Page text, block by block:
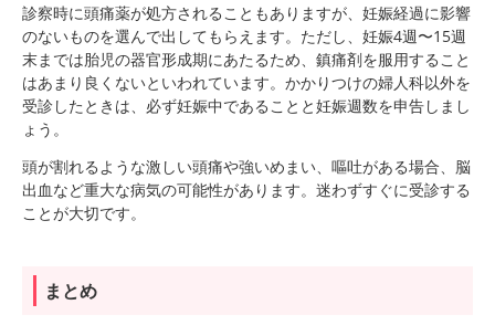
診察時に頭痛薬が処方されることもありますが、妊娠経過に影響
のないものを選んで出してもらえます。ただし、妊娠4週〜15週
末までは胎児の器官形成期にあたるため、鎮痛剤を服用すること
はあまり良くないといわれています。かかりつけの婦人科以外を
受診したときは、必ず妊娠中であることと妊娠週数を申告しまし
ょう。
頭が割れるような激しい頭痛や強いめまい、嘔吐がある場合、脳
出血など重大な病気の可能性があります。迷わずすぐに受診する
ことが大切です。
まとめ